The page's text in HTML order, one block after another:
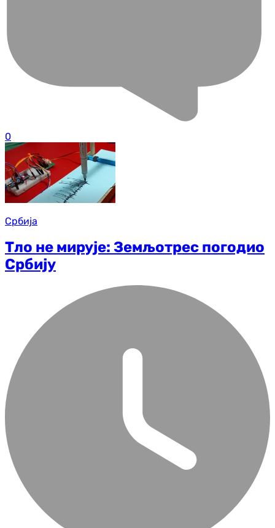
0
Србија
Тло не мирује: Земљотрес погодио
Србију